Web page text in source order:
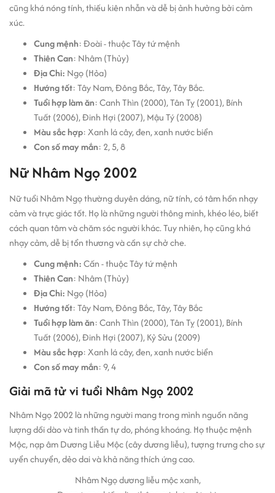
cũng khá nóng tính, thiếu kiên nhẫn và dễ bị ảnh hưởng bởi cảm
xúc.
Cung mệnh: Đoài - thuộc Tây tứ mệnh
Thiên Can: Nhâm (Thủy)
Địa Chi: Ngọ (Hỏa)
Hướng tốt: Tây Nam, Đông Bắc, Tây, Tây Bắc.
Tuổi hợp làm ăn: Canh Thìn (2000), Tân Tỵ (2001), Bính
Tuất (2006), Đinh Hợi (2007), Mậu Tý (2008)
Màu sắc hợp: Xanh lá cây, đen, xanh nước biển
Con số may mắn: 2, 5, 8
Nữ Nhâm Ngọ 2002
Nữ tuổi Nhâm Ngọ thường duyên dáng, nữ tính, có tâm hồn nhạy
cảm và trực giác tốt. Họ là những người thông minh, khéo léo, biết
cách quan tâm và chăm sóc người khác. Tuy nhiên, họ cũng khá
nhạy cảm, dễ bị tổn thương và cần sự chở che.
Cung mệnh:Cấn - thuộc Tây tứ mệnh
Thiên Can: Nhâm (Thủy)
Địa Chi: Ngọ (Hỏa)
Hướng tốt: Tây Nam, Đông Bắc, Tây, Tây Bắc
Tuổi hợp làm ăn: Canh Thìn (2000), Tân Tỵ (2001), Bính
Tuất (2006), Đinh Hợi (2007), Kỷ Sửu (2009)
Màu sắc hợp: Xanh lá cây, đen, xanh nước biển
Con số may mắn: 9, 4
Giải mã tử vi tuổi Nhâm Ngọ 2002
Nhâm Ngọ 2002 là những người mang trong mình nguồn năng
lượng dồi dào và tinh thần tự do, phóng khoáng. Họ thuộc mệnh
Mộc, nạp âm Dương Liễu Mộc (cây dương liễu), tượng trưng cho sự
uyển chuyển, dẻo dai và khả năng thích ứng cao.
Nhâm Ngọ dương liễu mộc xanh,